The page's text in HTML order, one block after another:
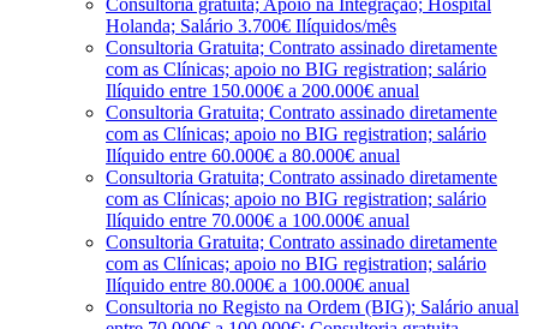
Holanda; Salário 3.700€ Ilíquidos/mês
Consultoria Gratuita; Contrato assinado diretamente
com as Clínicas; apoio no BIG registration; salário
Ilíquido entre 150.000€ a 200.000€ anual
Consultoria Gratuita; Contrato assinado diretamente
com as Clínicas; apoio no BIG registration; salário
Ilíquido entre 60.000€ a 80.000€ anual
Consultoria Gratuita; Contrato assinado diretamente
com as Clínicas; apoio no BIG registration; salário
Ilíquido entre 70.000€ a 100.000€ anual
Consultoria Gratuita; Contrato assinado diretamente
com as Clínicas; apoio no BIG registration; salário
Ilíquido entre 80.000€ a 100.000€ anual
Consultoria no Registo na Ordem (BIG); Salário anual